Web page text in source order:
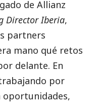
de Allianz
Director Iberia,
partners
mano qué retos
delante. En
por